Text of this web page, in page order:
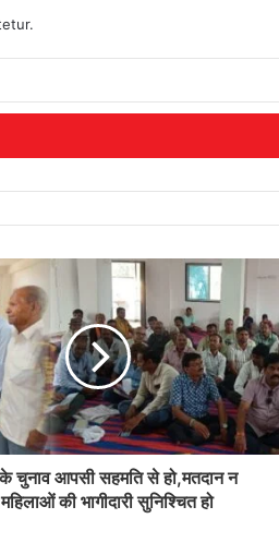
चुनाव आपसी सहमति से हो,मतदान न
की भागीदारी सुनिश्चित हो